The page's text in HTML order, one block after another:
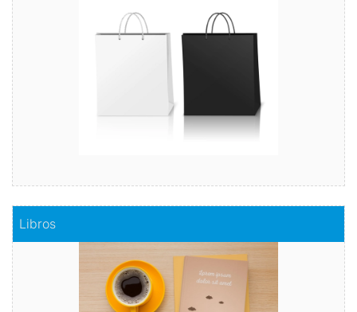
Comprar
Libros
Capta el interés del lector con nuestra ayuda rápida y
Comprar